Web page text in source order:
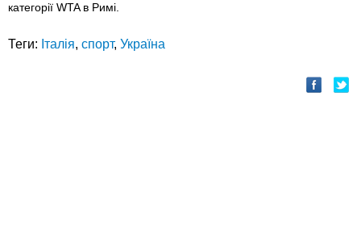
категорії WTA в Римі.
Теги: Італія, спорт, Україна